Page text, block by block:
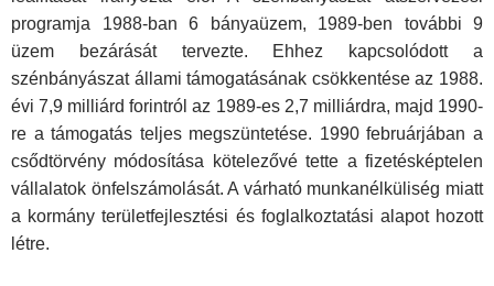
programja 1988-ban 6 bányaüzem, 1989-ben további 9
üzem bezárását tervezte. Ehhez kapcsolódott a
szénbányászat állami támogatásának csökkentése az 1988.
évi 7,9 milliárd forintról az 1989-es 2,7 milliárdra, majd 1990-
re a támogatás teljes megszüntetése. 1990 februárjában a
csődtörvény módosítása kötelezővé tette a fizetésképtelen
vállalatok önfelszámolását. A várható munkanélküliség miatt
a kormány területfejlesztési és foglalkoztatási alapot hozott
létre.